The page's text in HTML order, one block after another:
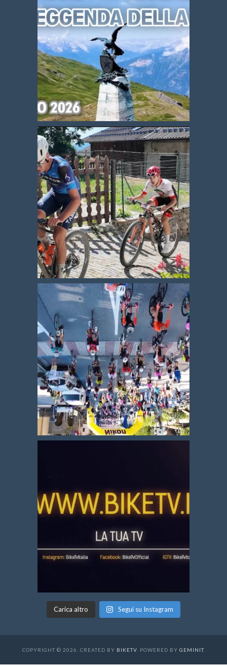
Carica altro Segui su Instagram
COPYRIGHT © 2026. CREATED BY BIKETV. POWERED BY GEMINIT.